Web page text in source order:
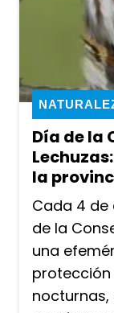
Día de la
la
Cada 4 de
de la
una